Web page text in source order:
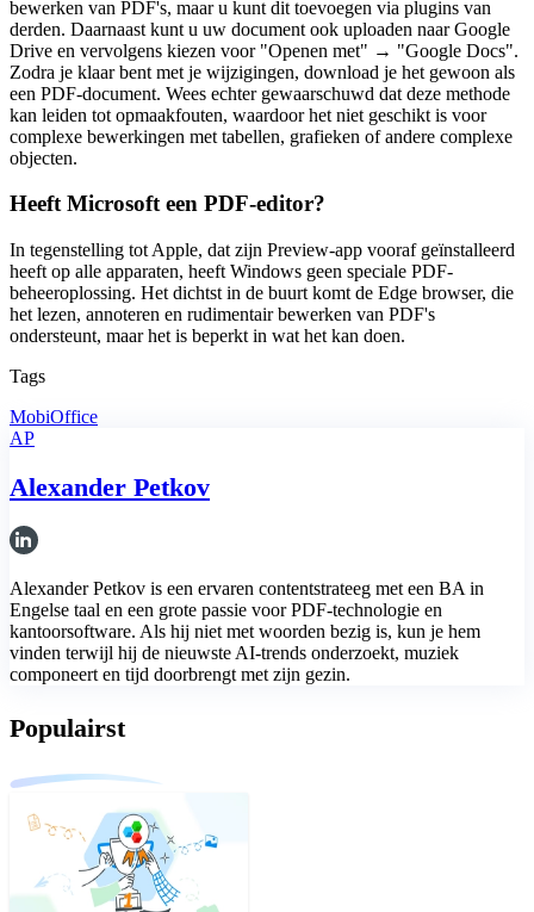
bewerken van PDF's, maar u kunt dit toevoegen via plugins van
derden. Daarnaast kunt u uw document ook uploaden naar Google
Drive en vervolgens kiezen voor "Openen met" → "Google Docs".
Zodra je klaar bent met je wijzigingen, download je het gewoon als
een PDF-document. Wees echter gewaarschuwd dat deze methode
kan leiden tot opmaakfouten, waardoor het niet geschikt is voor
complexe bewerkingen met tabellen, grafieken of andere complexe
objecten.
Heeft Microsoft een PDF-editor?
In tegenstelling tot Apple, dat zijn Preview-app vooraf geïnstalleerd
heeft op alle apparaten, heeft Windows geen speciale PDF-
beheeroplossing. Het dichtst in de buurt komt de Edge browser, die
het lezen, annoteren en rudimentair bewerken van PDF's
ondersteunt, maar het is beperkt in wat het kan doen.
Tags
MobiOffice
AP
Alexander Petkov
Alexander Petkov is een ervaren contentstrateeg met een BA in
Engelse taal en een grote passie voor PDF-technologie en
kantoorsoftware. Als hij niet met woorden bezig is, kun je hem
vinden terwijl hij de nieuwste AI-trends onderzoekt, muziek
componeert en tijd doorbrengt met zijn gezin.
Populairst